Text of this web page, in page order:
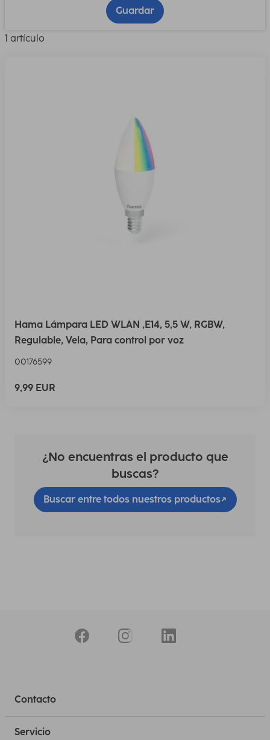
Guardar
1 artículo
Hama Lámpara LED WLAN ,E14, 5,5 W, RGBW,
Regulable, Vela, Para control por voz
00176599
9,99 EUR
¿No encuentras el producto que
buscas?
Buscar entre todos nuestros productos
Contacto
Servicio